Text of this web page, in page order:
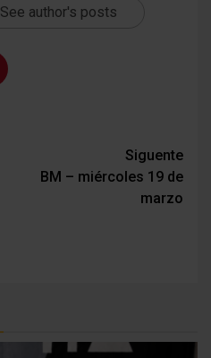
See author's posts
Siguente
BM – miércoles 19 de
marzo